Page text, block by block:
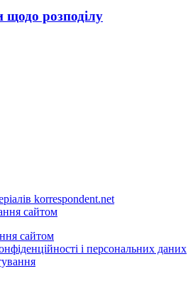
щодо розподілу
korrespondent.net
сайтом
сайтом
і персональних даних